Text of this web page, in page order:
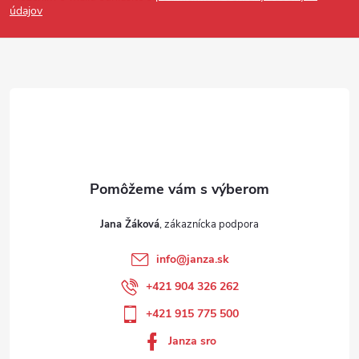
údajov
Jana Žáková
info@janza.sk
+421 904 326 262
+421 915 775 500
Janza sro